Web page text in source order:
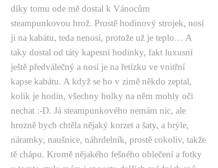
díky tomu ode mě dostal k Vánocům
steampunkovou brož. Prostě hodinový strojek, nosí
ji na kabátu, teda nenosí, protože už je teplo… A
taky dostal od táty kapesní hodinky, fakt luxusní
ještě předválečný a nosí je na řetízku ve vnitřní
kapse kabátu. A když se ho v zimě někdo zeptal,
kolik je hodin, všechny holky na něm mohly oči
nechat :-D. Já steampunkového nemám nic, ale
hrozně bych chtěla nějaký korzet a šaty, a brýle,
náramky, naušnice, náhrdelník, prostě cokoliv, takže
tě chápu. Kromě nějakého fešného oblečení a fotky